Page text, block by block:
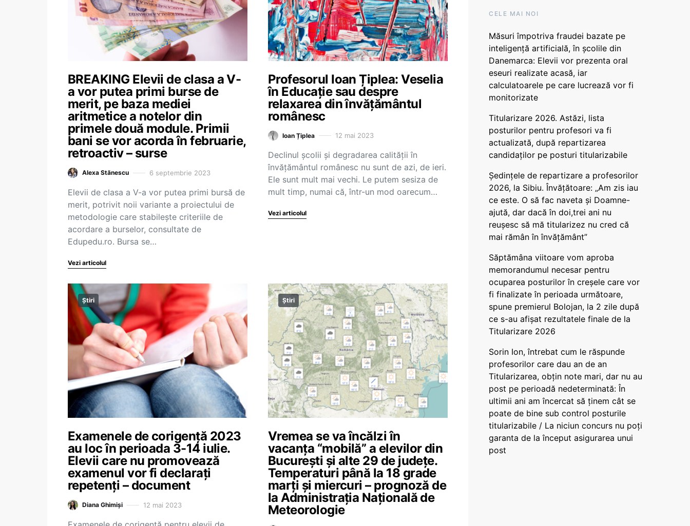
BREAKING Elevii de clasa a V-
a vor putea primi burse de
merit, pe baza mediei
aritmetice a notelor din
primele două module. Primii
bani se vor acorda în februarie,
retroactiv – surse
Alexa Stănescu 6 septembrie 2023
Elevii de clasa a V-a vor putea primi bursă de
merit, potrivit noii variante a proiectului de
metodologie care stabilește criteriile de
acordare a burselor, consultate de
Edupedu.ro. Bursa se…
Vezi articolul
Profesorul Ioan Țiplea: Veselia
în Educație sau despre
relaxarea din învățământul
românesc
Ioan Țiplea 12 mai 2023
Declinul școlii și degradarea calității în
învățământul românesc nu sunt de azi, de ieri.
Ele sunt mult mai vechi. Le putem sesiza de
mult timp, numai că, într-un mod oarecum…
Vezi articolul
Știri
Examenele de corigență 2023
au loc în perioada 3-14 iulie.
Elevii care nu promovează
examenul vor fi declarați
repetenți – document
Diana Ghimiși 12 mai 2023
Știri
Vremea se va încălzi în
vacanța “mobilă” a elevilor din
București și alte 29 de județe.
Temperaturi până la 18 grade
marți și miercuri – prognoză de
la Administrația Națională de
Meteorologie
CELE MAI NOI
Măsuri împotriva fraudei bazate pe
inteligență artificială, în școlile din
Danemarca: Elevii vor prezenta oral
eseuri realizate acasă, iar
calculatoarele pe care lucrează vor fi
monitorizate
Titularizare 2026. Astăzi, lista
posturilor pentru profesori va fi
actualizată, după repartizarea
candidaților pe posturi titularizabile
Ședințele de repartizare a profesorilor
2026, la Sibiu. Învățătoare: „Am zis iau
ce este. O să fac naveta și Doamne-
ajută, dar dacă în doi,trei ani nu
reușesc să mă titularizez nu cred că
mai rămân în învățământ”
Săptămâna viitoare vom aproba
memorandumul necesar pentru
ocuparea posturilor în creșele care vor
fi finalizate în perioada următoare,
spune premierul Bolojan, la 2 zile după
ce s-au afișat rezultatele finale de la
Titularizare 2026
Sorin Ion, întrebat cum le răspunde
profesorilor care dau an de an
Titularizarea, obțin note mari, dar nu au
post pe perioadă nedeterminată: În
ultimii ani am încercat să ținem cât se
poate de bine sub control posturile
titularizabile / La niciun concurs nu poți
garanta de la început asigurarea unui
post